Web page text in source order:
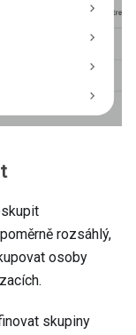
rozsáhlý,
osoby
skupiny